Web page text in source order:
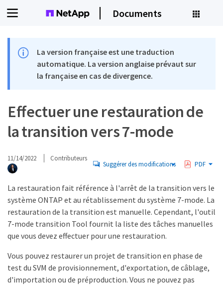
Documents
La version française est une traduction
automatique. La version anglaise prévaut sur
la française en cas de divergence.
Effectuer une restauration de
la transition vers 7-mode
11/14/2022 Contributeurs
Suggérer des modifications PDF
La restauration fait référence à l'arrêt de la transition vers le
système ONTAP et au rétablissement du système 7-mode. La
restauration de la transition est manuelle. Cependant, l'outil
7-mode transition Tool fournit la liste des tâches manuelles
que vous devez effectuer pour une restauration.
Vous pouvez restaurer un projet de transition en phase de
test du SVM de provisionnement, d'exportation, de câblage,
d'importation ou de préproduction. Vous ne pouvez pas